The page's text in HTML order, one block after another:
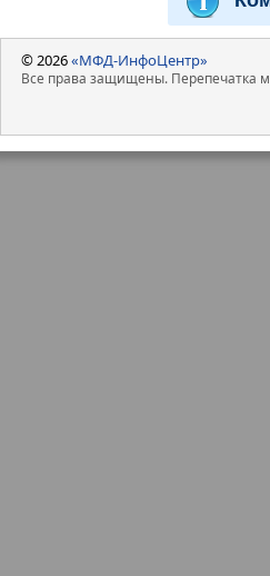
© 2026«МФД-ИнфоЦентр»
Все права защищены. Перепечатка